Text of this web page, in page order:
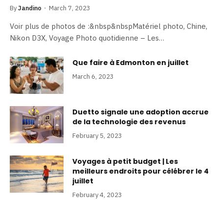
ByJandino March 7, 2023
Voir plus de photos de :&nbsp&nbspMatériel photo, Chine,
Nikon D3X, Voyage Photo quotidienne – Les…
Que faire à Edmonton en juillet
March 6, 2023
Duetto signale une adoption accrue
de la technologie des revenus
February 5, 2023
Voyages à petit budget | Les
meilleurs endroits pour célébrer le 4
juillet
February 4, 2023